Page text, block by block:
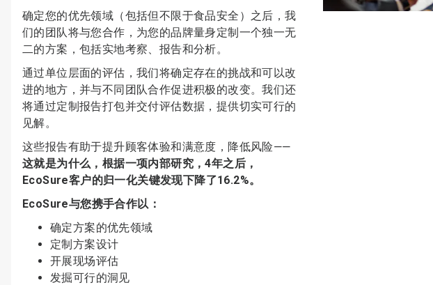
确定您的优先领域（包括但不限于食品安全）之后，我
们的团队将与您合作，为您的品牌量身定制一个独一无
二的方案，包括实地考察、报告和分析。
通过单位层面的评估，我们将确定存在的挑战和可以改
进的地方，并与不同团队合作促进积极的改变。我们还
将通过定制报告打包并交付评估数据，提供切实可行的
见解。
这些报告有助于提升顾客体验和满意度，降低风险——
这就是为什么，根据一项内部研究，4年之后，
EcoSure客户的归一化关键发现下降了16.2%。
EcoSure与您携手合作以：
确定方案的优先领域
定制方案设计
开展现场评估
发掘可行的洞见